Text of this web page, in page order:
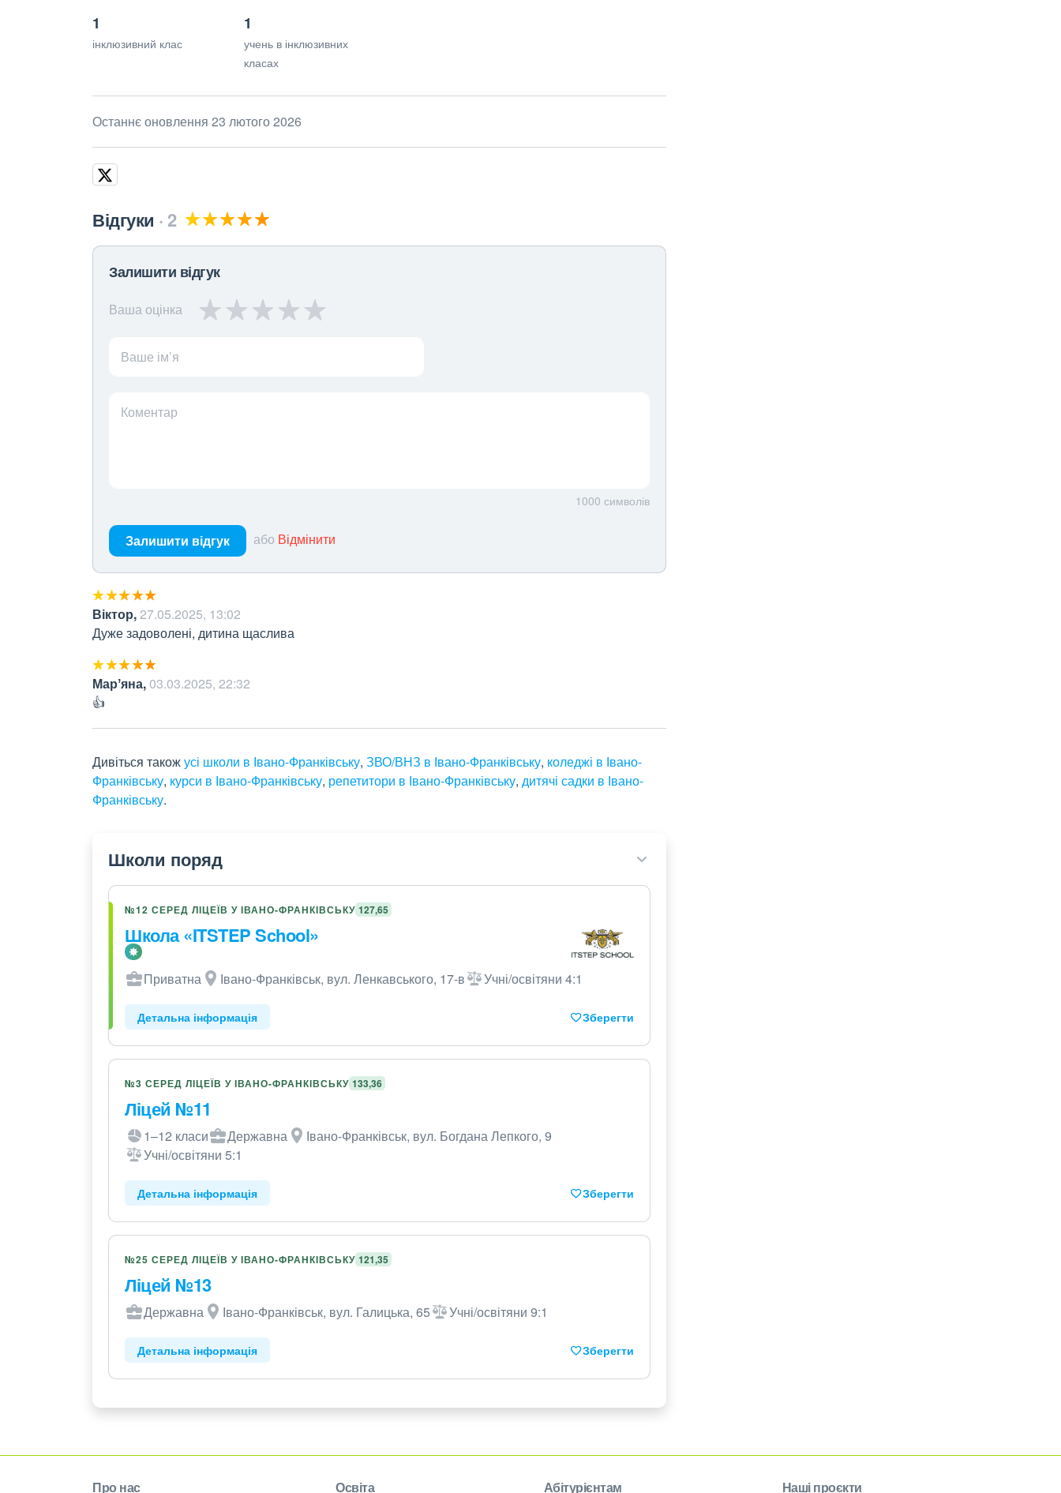
1
інклюзивний клас
1
учень в інклюзивних
класах
Останнє оновлення 23 лютого 2026
Відгуки 2
Залишити відгук
Ваша оцінка
Ваше ім’я
Коментар
1000 символів
Залишити відгук або Відмінити
Віктор,27.05.2025, 13:02
Дуже задоволені, дитина щаслива
Марʼяна,03.03.2025, 22:32
👍
Дивіться такожусі школи в Івано-Франківську, ЗВО/ВНЗ в Івано-Франківську, коледжі в Івано-
Франківську, курси в Івано-Франківську, репетитори в Івано-Франківську, дитячі садки в Івано-
Франківську.
Школи поряд
№12 СЕРЕД ЛІЦЕЇВ У ІВАНО-ФРАНКІВСЬКУ 127,65
Школа «ITSTEP School»
Приватна Івано-Франківськ, вул. Ленкавського, 17-в Учні/освітяни 4:1
Детальна інформація Зберегти
№3 СЕРЕД ЛІЦЕЇВ У ІВАНО-ФРАНКІВСЬКУ 133,36
Ліцей №11
1–12 класи Державна
Івано-Франківськ, вул. Богдана Лепкого, 9
Учні/освітяни 5:1
Детальна інформація Зберегти
№25 СЕРЕД ЛІЦЕЇВ У ІВАНО-ФРАНКІВСЬКУ 121,35
Ліцей №13
Державна Івано-Франківськ, вул. Галицька, 65 Учні/освітяни 9:1
Детальна інформація Зберегти
Про нас Освіта Абітурієнтам Наші проєкти